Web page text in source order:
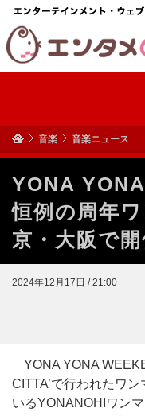
音楽 音楽ニュース
YONA
恒例の周年
京・大阪で開
2024年12月17日 / 21:00
YONA YONA
CITTA’で行われたワ
いるYONANOHIワン